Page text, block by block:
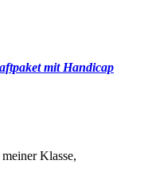
mit Handicap
Klasse,